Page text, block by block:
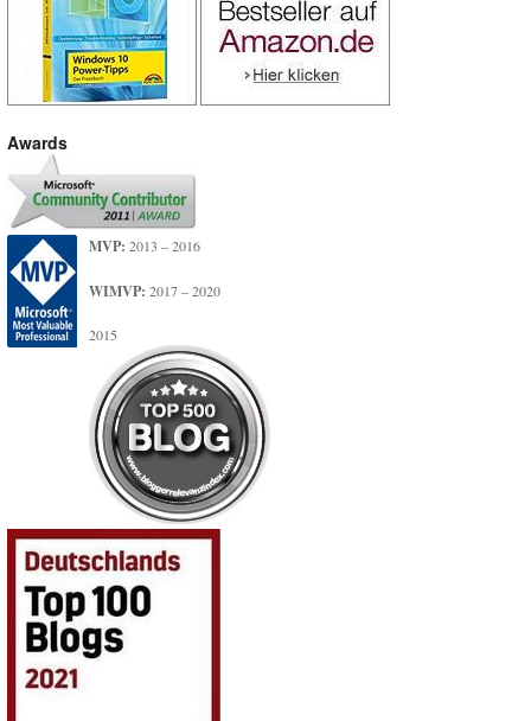
Awards
MVP: 2013 – 2016
WIMVP: 2017 – 2020
2015